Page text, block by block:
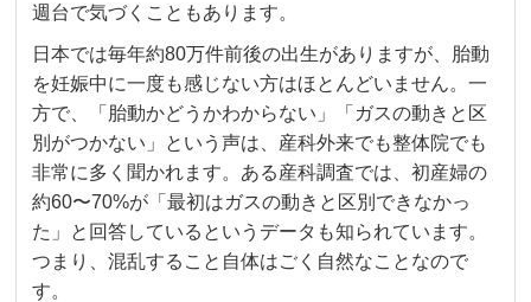
週台で気づくこともあります。
日本では毎年約80万件前後の出生がありますが、胎動
を妊娠中に一度も感じない方はほとんどいません。一
方で、「胎動かどうかわからない」「ガスの動きと区
別がつかない」という声は、産科外来でも整体院でも
非常に多く聞かれます。ある産科調査では、初産婦の
約60〜70%が「最初はガスの動きと区別できなかっ
た」と回答しているというデータも知られています。
つまり、混乱すること自体はごく自然なことなので
す。